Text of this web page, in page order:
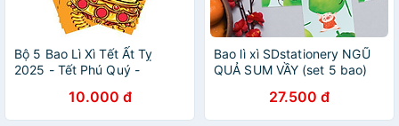
Bộ 5 Bao Lì Xì Tết Ất Tỵ
2025 - Tết Phú Quý -
Giao Ngẫu Nhiên)
10.000 đ
Bao lì xì SDstationery NGŨ
QUẢ SUM VẦY (set 5 bao)
thương, vui nhộn, độc lạ
9x17 cm
27.500 đ